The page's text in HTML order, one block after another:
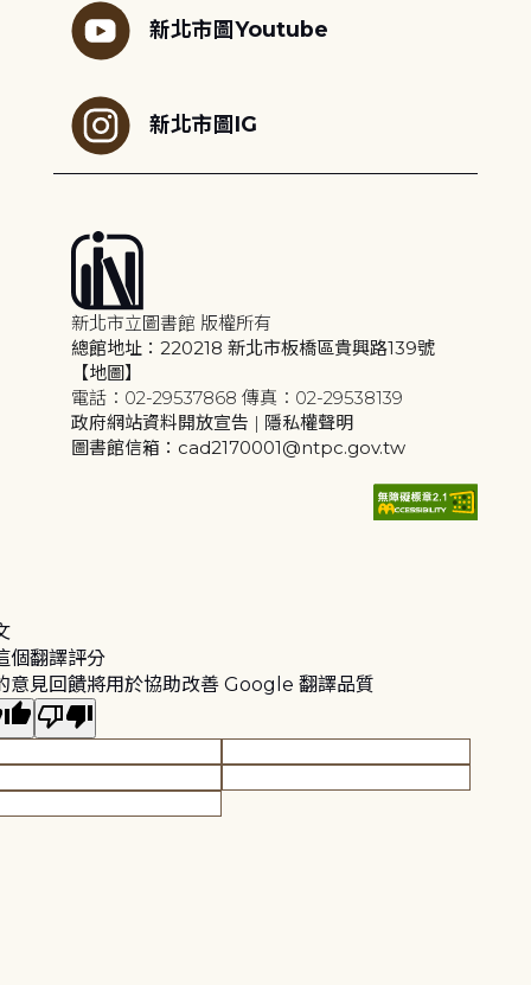
新北市圖Youtube
新北市圖IG
新北市立圖書館 版權所有
總館地址：220218 新北市板橋區貴興路139號
【地圖】
電話：02-29537868 傳真：02-29538139
政府網站資料開放宣告 | 隱私權聲明
圖書館信箱：cad2170001@ntpc.gov.tw
個翻譯評分
意見回饋將用於協助改善 Google 翻譯品質